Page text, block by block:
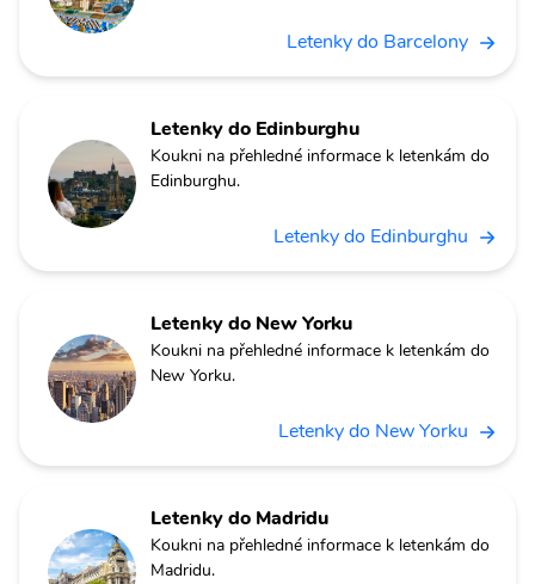
Letenky do Barcelony
Letenky do Edinburghu
Koukni na přehledné informace k letenkám do
Edinburghu.
Letenky do Edinburghu
Letenky do New Yorku
Koukni na přehledné informace k letenkám do
New Yorku.
Letenky do New Yorku
Letenky do Madridu
Koukni na přehledné informace k letenkám do
Madridu.